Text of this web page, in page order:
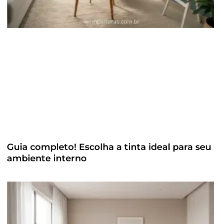
Guia completo! Escolha a tinta ideal para seu
ambiente interno